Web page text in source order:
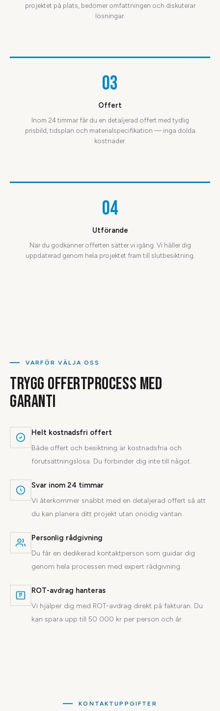
projektet på plats, bedömer omfattningen och diskuterar
lösningar.
03
Offert
Inom 24 timmar får du en detaljerad offert med tydlig
prisbild, tidsplan och materialspecifikation — inga dolda
kostnader.
04
Utförande
När du godkänner offerten sätter vi igång. Vi håller dig
uppdaterad genom hela projektet fram till slutbesiktning.
VARFÖR VÄLJA OSS
TRYGG OFFERTPROCESS MED
GARANTI
Helt kostnadsfri offert
Både offert och besiktning är kostnadsfria och
förutsättningslösa. Du förbinder dig inte till något.
Svar inom 24 timmar
Vi återkommer snabbt med en detaljerad offert så att
du kan planera ditt projekt utan onödig väntan.
Personlig rådgivning
Du får en dedikerad kontaktperson som guidar dig
genom hela processen med expert rådgivning.
ROT-avdrag hanteras
Vi hjälper dig med ROT-avdrag direkt på fakturan. Du
kan spara upp till 50 000 kr per person och år.
KONTAKTUPPGIFTER